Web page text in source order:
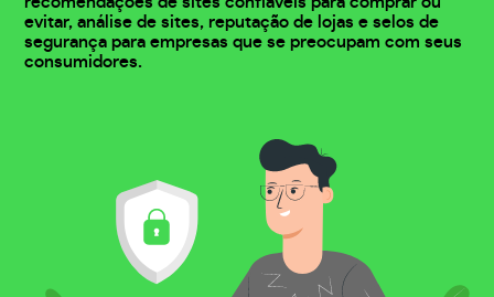
evitar, análise de sites, reputação de lojas e selos de
segurança para empresas que se preocupam com seus
consumidores.